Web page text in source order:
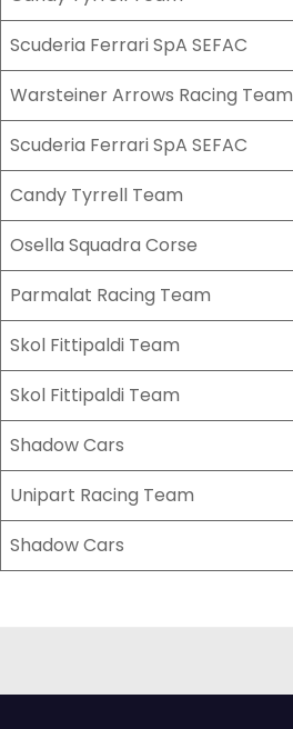
Scuderia Ferrari SpA SEFAC
Warsteiner Arrows Racing Team
Scuderia Ferrari SpA SEFAC
Candy Tyrrell Team
Osella Squadra Corse
Parmalat Racing Team
Skol Fittipaldi Team
Skol Fittipaldi Team
Shadow Cars
Unipart Racing Team
Shadow Cars